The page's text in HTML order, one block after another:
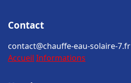
Contact
contact@chauffe-eau-solaire-7.fr
Accueil Informations